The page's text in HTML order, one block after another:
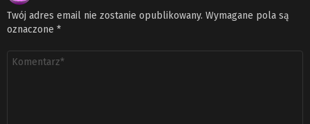
Twój adres email nie zostanie opublikowany. Wymagane pola są
oznaczone *